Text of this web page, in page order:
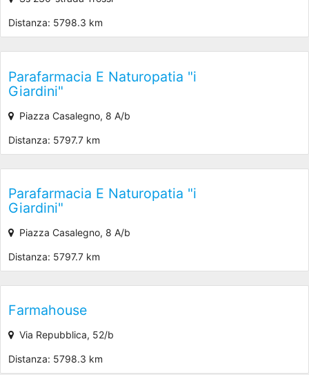
Distanza: 5798.3 km
Parafarmacia E Naturopatia "i
Giardini"
Piazza Casalegno, 8 A/b
Distanza: 5797.7 km
Parafarmacia E Naturopatia "i
Giardini"
Piazza Casalegno, 8 A/b
Distanza: 5797.7 km
Farmahouse
Via Repubblica, 52/b
Distanza: 5798.3 km